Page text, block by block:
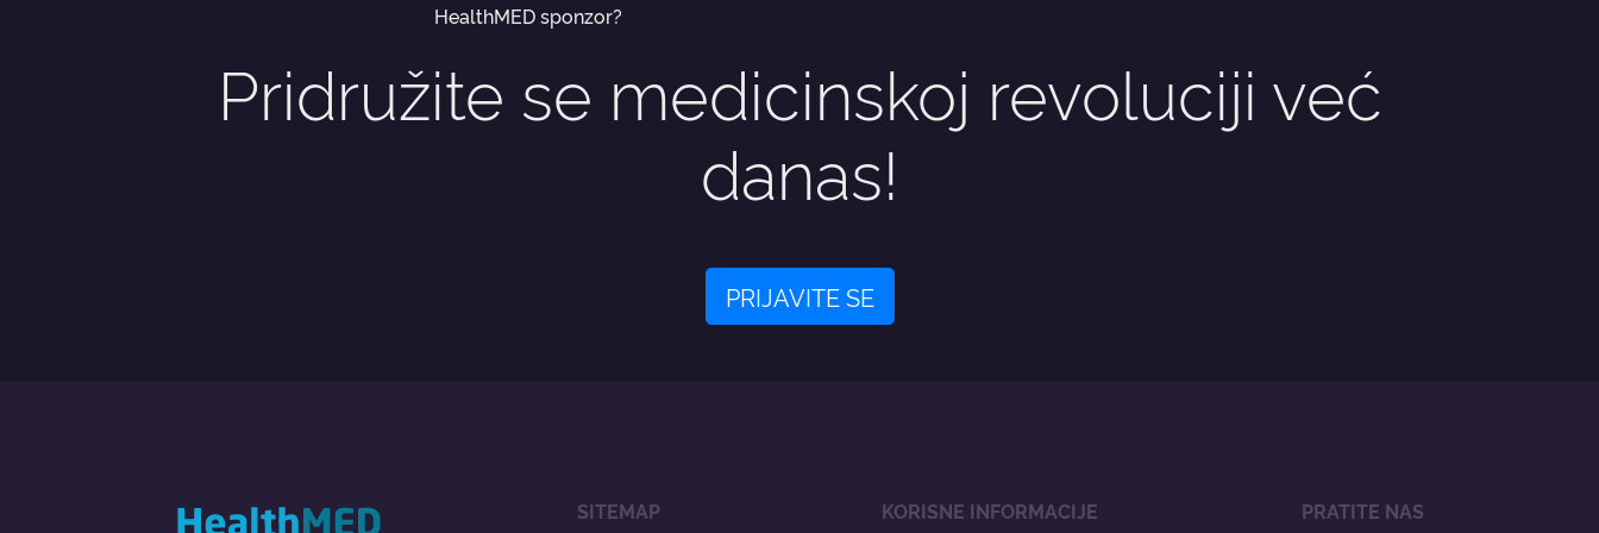
HealthMED sponzor?
Pridružite se medicinskoj revoluciji već
danas!
PRIJAVITE SE
SITEMAP KORISNE INFORMACIJE PRATITE NAS